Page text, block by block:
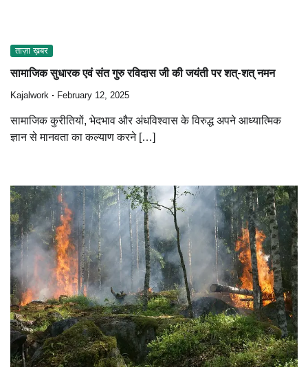
ताज़ा ख़बर
सामाजिक सुधारक एवं संत गुरु रविदास जी की जयंती पर शत्-शत् नमन
Kajalwork February 12, 2025
सामाजिक कुरीतियों, भेदभाव और अंधविश्वास के विरुद्ध अपने आध्यात्मिक
ज्ञान से मानवता का कल्याण करने […]